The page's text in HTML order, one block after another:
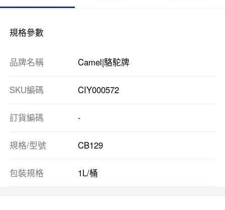
規格參數
品牌名稱 Camel|駱駝牌
SKU編碼 CIY000572
訂貨編碼 -
規格/型號 CB129
包裝規格 1L/桶